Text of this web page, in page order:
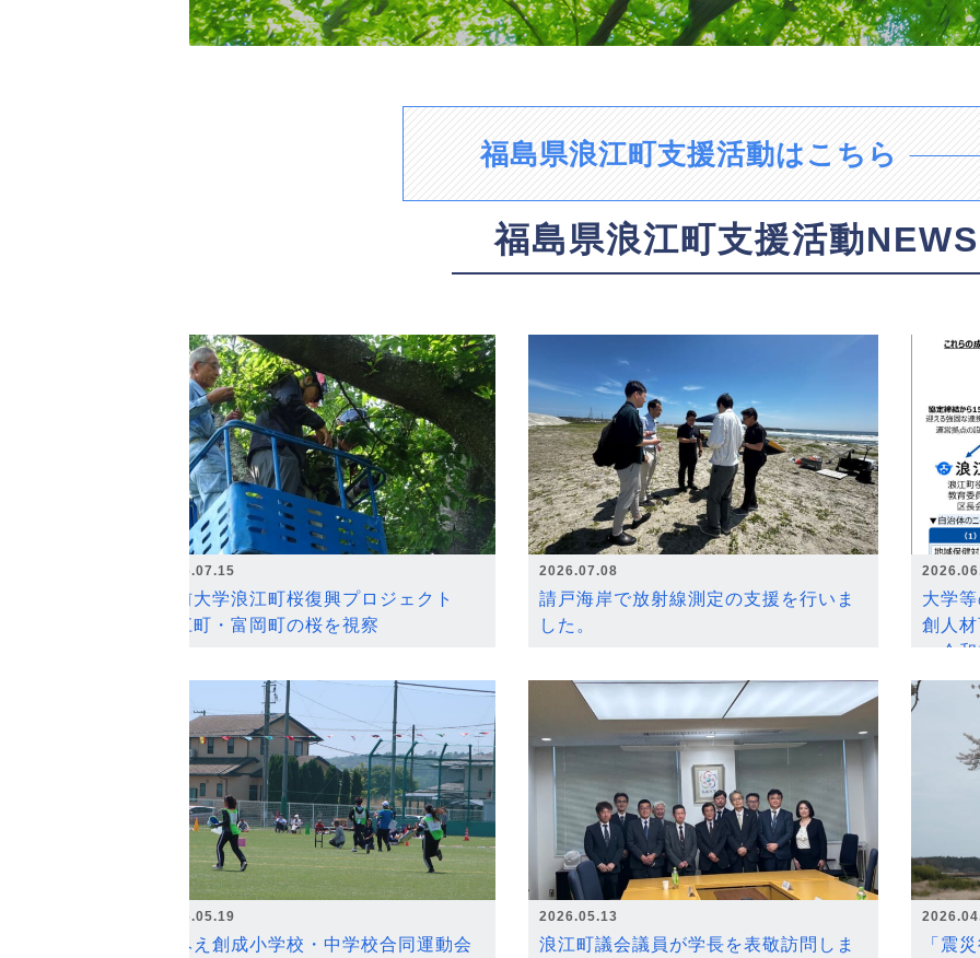
福島県浪江町支援活動はこちら
福島県浪江町支援活動NEWS
2026.07.15
弘前大学浪江町桜復興プロジェクト
浪江町・富岡町の桜を視察
2026.07.08
請戸海岸で放射線測定の支援を行いま
した。
大学
創人
～令
2026.05.19
なみえ創成小学校・中学校合同運動会
2026.05.13
浪江町議会議員が学長を表敬訪問しま
「震